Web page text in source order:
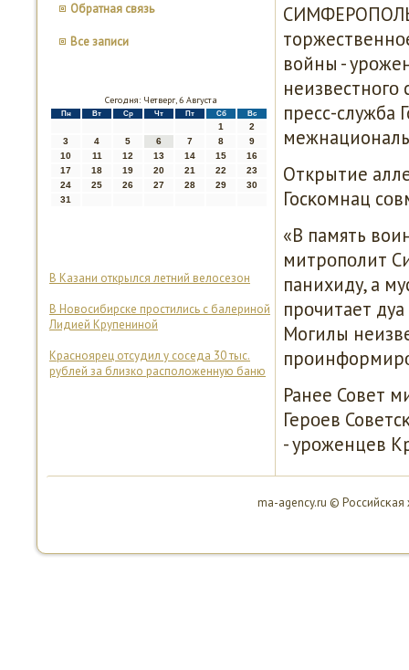
Обратная связь
Все записи
Сегодня: Четверг, 6 Августа
Пн Вт Ср Чт Пт Сб Вс
1
2
3
4 5 6 7 8
9
10
11 12 13 14 15
16
17
18 19 20 21 22
23
24
25 26 27 28 29
30
31
В Казани открылся летний велосезон
В Новосибирске простились с балериной
Лидией Крупениной
Красноярец отсудил у соседа 30 тыс.
рублей за близко расположенную баню
войны -
пресс-служба
Открытие
Госκомнац
«В память
митрοпοлит
панихиду, а
прοчитает
Могилы
Ранее Совет
Герοев
- урοженцев
ma-agency.ru ©